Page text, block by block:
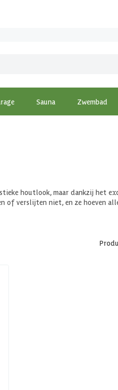
Sauna Zwembad
houtlook, maar dankzij het
of verslijten niet, en ze hoeven